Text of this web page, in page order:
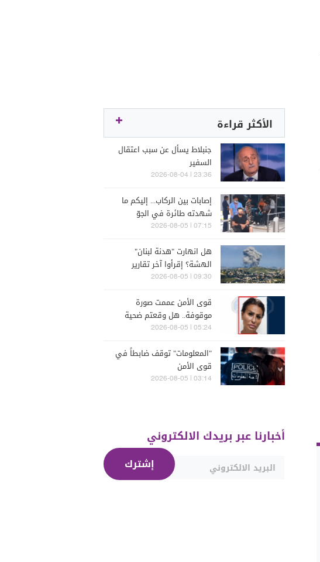
الأكثر قراءة
جنبلاط يسأل عن سبب اعتقال
السفير
23:36 | 2026-08-04
إصابات بين الركاب... إليكم ما
شهدته طائرة في الجوّ
07:15 | 2026-08-05
هل انهارت "هدنة لبنان"
الهشة؟ إقرأوا آخر تقارير
إسرائيلية
09:30 | 2026-08-05
قوى الأمن عممت صورة
موقوفة.. هل وقعتم ضحية
أعمالها؟
05:24 | 2026-08-05
"المعلومات" توقف ضابطاً في
قوى الأمن
03:14 | 2026-08-05
أخبارنا عبر بريدك الالكتروني
إشترك